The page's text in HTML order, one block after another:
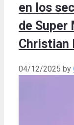
en los
de Super
Christian
04/12/2025 by